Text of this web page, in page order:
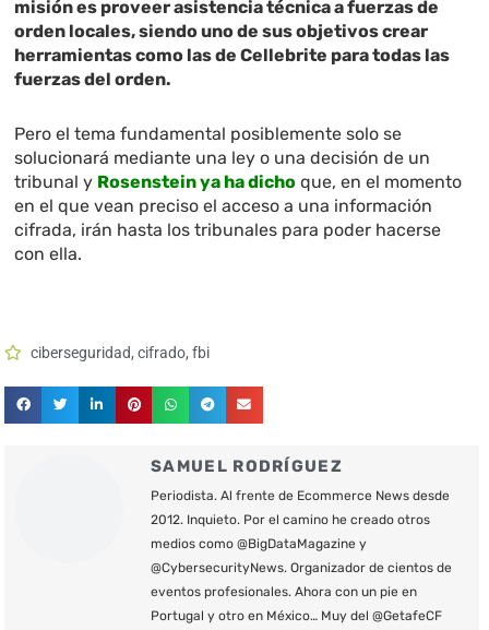
misión es proveer asistencia técnica a fuerzas de
orden locales, siendo uno de sus objetivos crear
herramientas como las de Cellebrite para todas las
fuerzas del orden.
Pero el tema fundamental posiblemente solo se
solucionará mediante una ley o una decisión de un
tribunal y Rosenstein ya ha dicho que, en el momento
en el que vean preciso el acceso a una información
cifrada, irán hasta los tribunales para poder hacerse
con ella.
ciberseguridad,cifrado,fbi
SAMUEL RODRÍGUEZ
Periodista. Al frente de Ecommerce News desde
2012. Inquieto. Por el camino he creado otros
medios como @BigDataMagazine y
@CybersecurityNews. Organizador de cientos de
eventos profesionales. Ahora con un pie en
Portugal y otro en México… Muy del @GetafeCF